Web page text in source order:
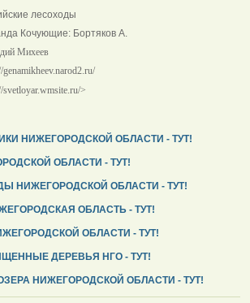
лесоходы
Кочующие: Бортяков А.
Михеев
genamikheev.narod2.ru/
svetloyar.wmsite.ru/>
НИЖЕГОРОДСКОЙ ОБЛАСТИ - ТУТ!
ОБЛАСТИ - ТУТ!
НИЖЕГОРОДСКОЙ ОБЛАСТИ - ТУТ!
ОБЛАСТЬ - ТУТ!
ОБЛАСТИ - ТУТ!
ДЕРЕВЬЯ НГО - ТУТ!
НИЖЕГОРОДСКОЙ ОБЛАСТИ - ТУТ!